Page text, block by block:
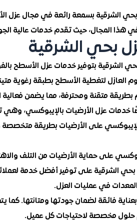
الشرقية بسمعة رائعة في مجال عزل
في هذا المجال، حيث تقدم خدمات عالية
بحي الشرقية
الشرقية بتوفير خدمات عزل الأسطح
العازل لتغطية الأسطح بطبقة رغوية
بطريقة متقنة ومحترفة، مما يضمن
خدمات عزل الأرضيات بالإيبوكسي، وهي
على الأرضيات بطريقة متخصصة
على حماية الأرضيات من التلف
الشرقية على توفير أفضل خدمة
في عمليات العزل.
بعناية فائقة لضمان جودتها ومتانتها.
حلول مخصصة لاحتياجات كل عميل.